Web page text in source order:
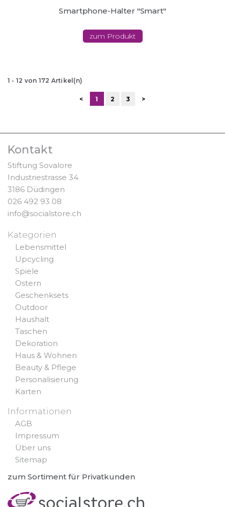
Smartphone-Halter "Smart"
zum Produkt
1 - 12 von 172 Artikel(n)
< 1 2 3 >
Kontakt
Stiftung Sovalore
Industriestrasse 34
3186 Düdingen
026 492 93 08
info@socialstore.ch
Kategorien
Lebensmittel
Upcycling
Spiele
Ostern
Geschenksets
Outdoor
Haushalt
Taschen
Dekoration
Haus & Wohnen
Beauty & Pflege
Personalisierung
Karten
Informationen
AGB
Impressum
Über uns
Sitemap
zum Sortiment für Privatkunden